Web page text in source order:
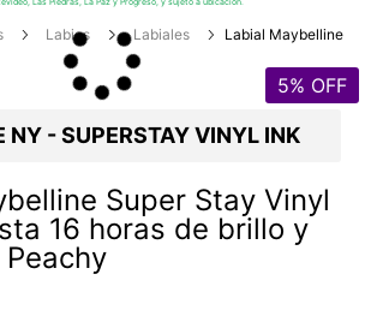
Labios Labiales Labial Maybelline
5% OFF
NY - SUPERSTAY VINYL INK
Super Stay Vinyl
16 horas de brillo y